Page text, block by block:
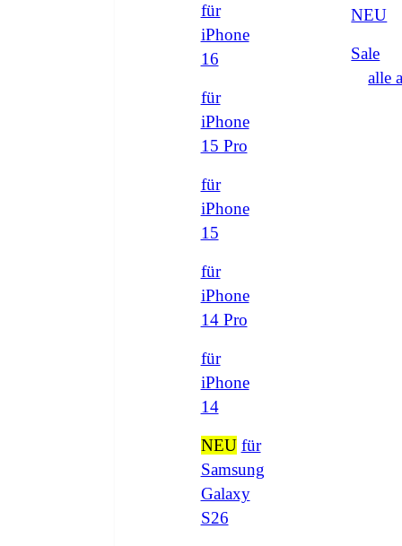
für
iPhone
16
für
iPhone
15 Pro
für
iPhone
15
für
iPhone
14 Pro
für
iPhone
14
NEU für
Samsung
Galaxy
S26
NEU
Sale
alle